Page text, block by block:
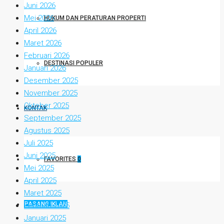
HUKUM DAN PERATURAN PROPERTI
DESTINASI POPULER
KONTAK
FAVORITES 0
PASANG IKLAN
Juni 2026
Mei 2026
April 2026
Maret 2026
Februari 2026
Januari 2026
Desember 2025
November 2025
Oktober 2025
September 2025
Agustus 2025
Juli 2025
Juni 2025
Mei 2025
April 2025
Maret 2025
Februari 2025
Januari 2025